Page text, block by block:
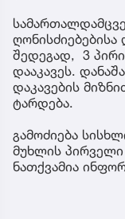
ღონისძიებებისა
შედეგად, 3
დააკავეს.
დაკავების
ტარდება.
გამოძიება
მუხლის
ნათქვამია